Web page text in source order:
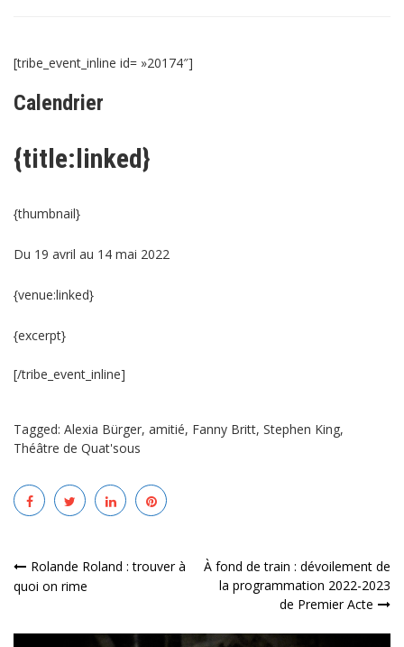
[tribe_event_inline id= »20174″]
Calendrier
{title:linked}
{thumbnail}
Du 19 avril au 14 mai 2022
{venue:linked}
{excerpt}
[/tribe_event_inline]
Tagged: Alexia Bürger, amitié, Fanny Britt, Stephen King,
Théâtre de Quat'sous
Navigation
de
l’article
Rolande Roland : trouver à
quoi on rime
À fond de train : dévoilement de
la programmation 2022-2023
de Premier Acte